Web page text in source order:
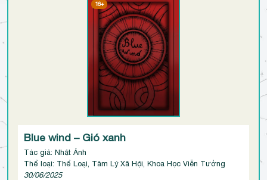
16+
Blue wind – Gió xanh
Tác giả: Nhật Ánh
Thể loại: Thể Loại, Tâm Lý Xã Hội, Khoa Học Viễn Tưởng
30/06/2025